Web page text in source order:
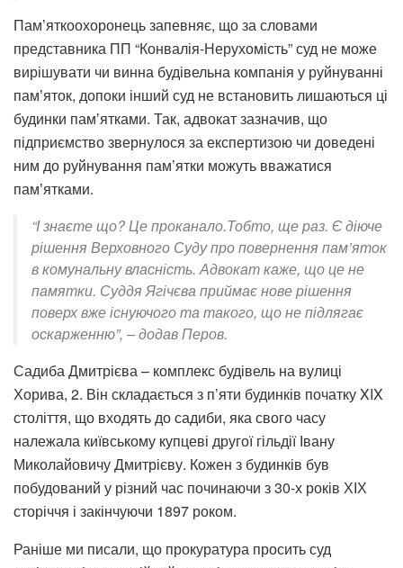
Пам’яткоохоронець запевняє, що за словами
представника ПП “Конвалія-Нерухомість” суд не може
вирішувати чи винна будівельна компанія у руйнуванні
памʼяток, допоки інший суд не встановить лишаються ці
будинки памʼятками. Так, адвокат зазначив, що
підприємство звернулося за експертизою чи доведені
ним до руйнування пам’ятки можуть вважатися
памʼятками.
“І знаєте що? Це проканало.Тобто, ще раз. Є діюче
рішення Верховного Суду про повернення пам’яток
в комунальну власність. Адвокат каже, що це не
памятки. Суддя Ягічєва приймає нове рішення
поверх вже існуючого та такого, що не підлягає
оскарженню”, – додав Перов.
Садиба Дмитрієва – комплекс будівель на вулиці
Хорива, 2. Він складається з п’яти будинків початку XIX
століття, що входять до садиби, яка свого часу
належала київському купцеві другої гільдії Івану
Миколайовичу Дмитрієву. Кожен з будинків був
побудований у різний час починаючи з 30-х років ХІХ
сторіччя і закінчуючи 1897 роком.
Раніше ми писали, що прокуратура просить суд